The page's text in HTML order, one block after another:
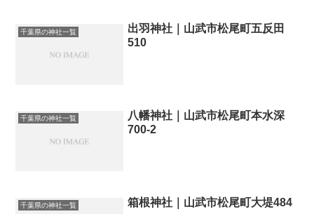
千葉県の神社一覧
出羽神社｜山武市松尾町五反田
510
千葉県の神社一覧
八幡神社｜山武市松尾町本水深
700-2
千葉県の神社一覧 箱根神社｜山武市松尾町大堤484